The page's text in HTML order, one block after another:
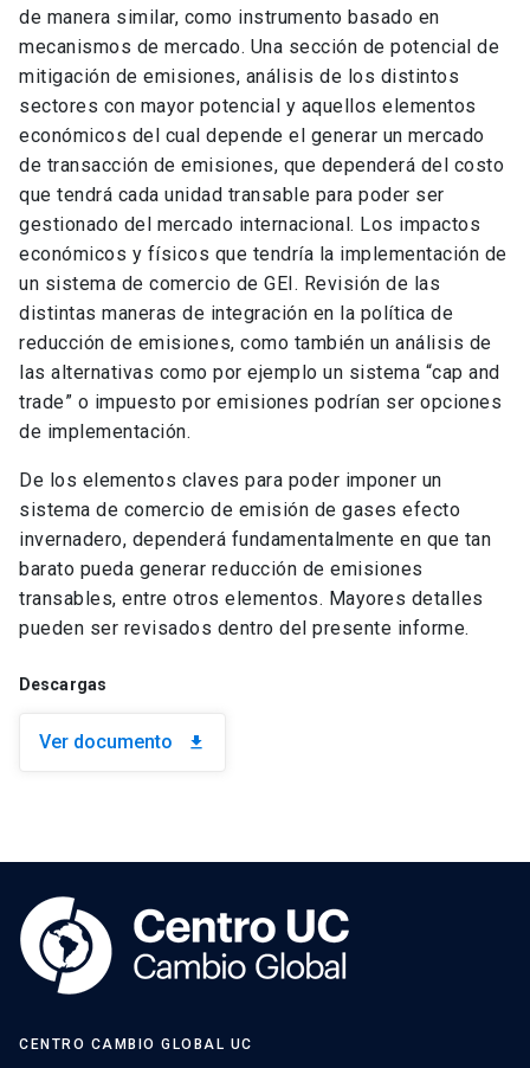
de manera similar, como instrumento basado en
mecanismos de mercado. Una sección de potencial de
mitigación de emisiones, análisis de los distintos
sectores con mayor potencial y aquellos elementos
económicos del cual depende el generar un mercado
de transacción de emisiones, que dependerá del costo
que tendrá cada unidad transable para poder ser
gestionado del mercado internacional. Los impactos
económicos y físicos que tendría la implementación de
un sistema de comercio de GEI. Revisión de las
distintas maneras de integración en la política de
reducción de emisiones, como también un análisis de
las alternativas como por ejemplo un sistema “cap and
trade” o impuesto por emisiones podrían ser opciones
de implementación.
De los elementos claves para poder imponer un
sistema de comercio de emisión de gases efecto
invernadero, dependerá fundamentalmente en que tan
barato pueda generar reducción de emisiones
transables, entre otros elementos. Mayores detalles
pueden ser revisados dentro del presente informe.
Descargas
Ver documento download
CENTRO CAMBIO GLOBAL UC